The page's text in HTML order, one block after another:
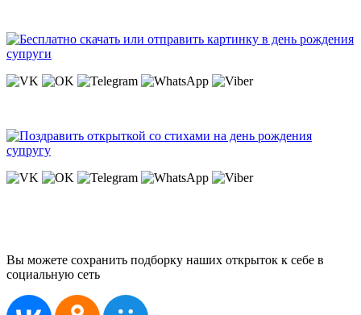
Вы можете сохранить подборку наших открыток к себе в
социальную сеть